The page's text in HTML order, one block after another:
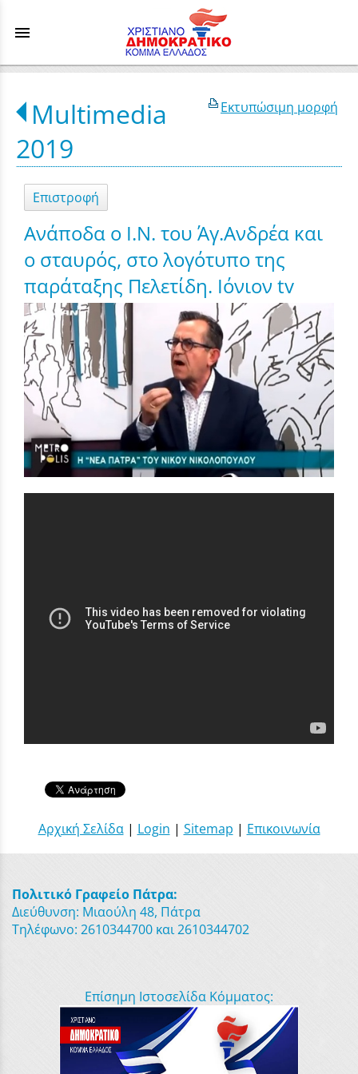
menu
Εκτυπώσιμη μορφή
Multimedia
2019
Επιστροφή
Ανάποδα ο Ι.Ν. του Άγ.Ανδρέα και
ο σταυρός, στο λογότυπο της
παράταξης Πελετίδη. Ιόνιον tv
Αρχική Σελίδα| Login | Sitemap | Επικοινωνία
Πολιτικό Γραφείο Πάτρα:
Διεύθυνση: Μιαούλη 48, Πάτρα
Τηλέφωνο: 2610344700 και 2610344702
Επίσημη Ιστοσελίδα Κόμματος: